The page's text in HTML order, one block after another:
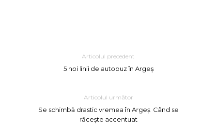
Articolul precedent
5 noi linii de autobuz în Argeș
Articolul următor
Se schimbă drastic vremea în Argeș. Când se
răcește accentuat